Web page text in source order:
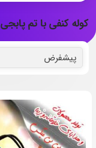
کوله کنفی با تم پابجی